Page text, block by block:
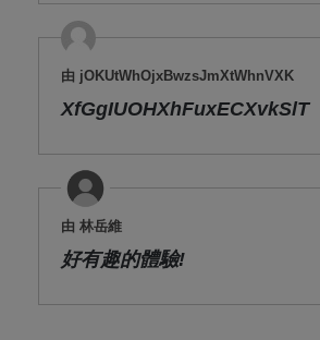
由 jOKUtWhOjxBwzsJmXtWhnVXK
XfGgIUOHXhFuxECXvkSlT
由 林岳維
好有趣的體驗!